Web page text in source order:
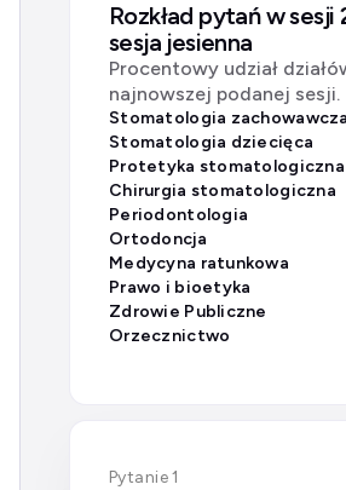
Rozkład pytań w sesji
sesja jesienna
Procentowy udział
najnowszej podanej sesji.
Stomatologia zachowawcza
Stomatologia dziecięca
Protetyka stomatologiczna
Chirurgia stomatologiczna
Periodontologia
Ortodoncja
Medycyna ratunkowa
Prawo i bioetyka
Zdrowie Publiczne
Orzecznictwo
Pytanie 1